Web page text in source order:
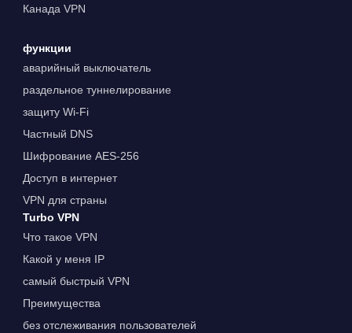
Канада VPN
функции
аварийный выключатель
раздельное туннелирование
защиту Wi-Fi
Частный DNS
Шифрование AES-256
Доступ в интернет
VPN для страны
Turbo VPN
Что такое VPN
Какой у меня IP
самый быстрый VPN
Преимущества
без отслеживания пользователей